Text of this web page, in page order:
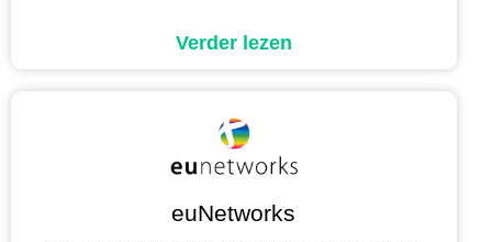
Verder lezen
euNetworks